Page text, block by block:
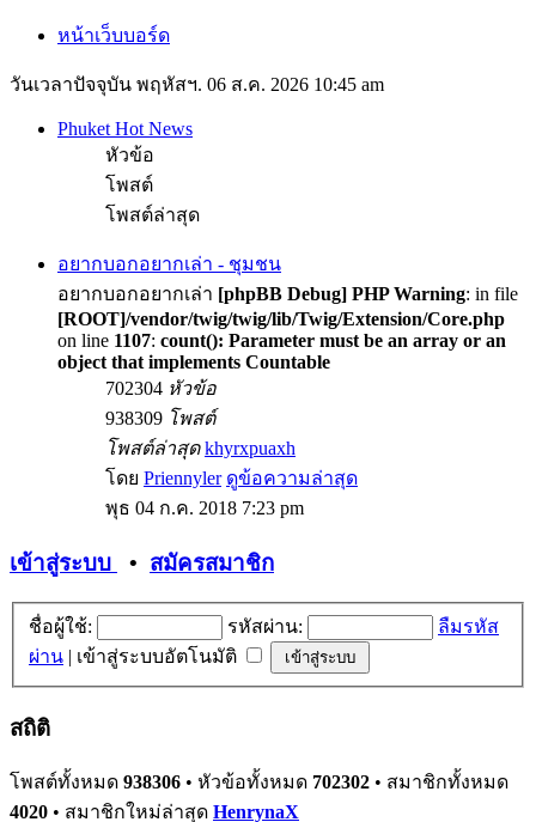
หน้าเว็บบอร์ด
วันเวลาปัจจุบัน พฤหัสฯ. 06 ส.ค. 2026 10:45 am
Phuket Hot News
หัวข้อ
โพสต์
โพสต์ล่าสุด
อยากบอกอยากเล่า - ชุมชน
อยากบอกอยากเล่า [phpBB Debug] PHP Warning: in file
[ROOT]/vendor/twig/twig/lib/Twig/Extension/Core.php
on line 1107: count(): Parameter must be an array or an
object that implements Countable
702304 หัวข้อ
938309 โพสต์
โพสต์ล่าสุด khyrxpuaxh
โดย Priennyler ดูข้อความล่าสุด
พุธ 04 ก.ค. 2018 7:23 pm
เข้าสู่ระบบ • สมัครสมาชิก
ชื่อผู้ใช้: รหัสผ่าน:
ลืมรหัส
ผ่าน | เข้าสู่ระบบอัตโนมัติ
สถิติ
โพสต์ทั้งหมด 938306 • หัวข้อทั้งหมด 702302 • สมาชิกทั้งหมด
4020 • สมาชิกใหม่ล่าสุด HenrynaX